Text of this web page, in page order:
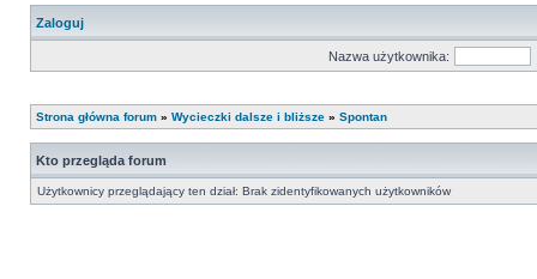
Zaloguj
Nazwa użytkownika:
Strona główna forum » Wycieczki dalsze i bliższe » Spontan
Kto przegląda forum
Użytkownicy przeglądający ten dział: Brak zidentyfikowanych użytkowników